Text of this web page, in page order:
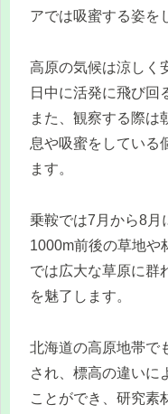
アでは吸蜜する姿を
高原の気候は涼しく
日中に活発に飛び回
また、観察する際は
息や吸蜜をしている
ます。
乗鞍では7月から8月
1000m前後の草地や
では広大な草原に群
を魅了します。
北海道の高原地帯で
され、標高の違いに
ことができ、研究素